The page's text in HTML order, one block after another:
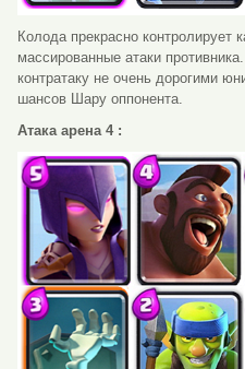
Колода прекрасно контролирует
массированные атаки
контратаку не очень дорогими
шансов Шару оппонента.
Атака арена 4 :